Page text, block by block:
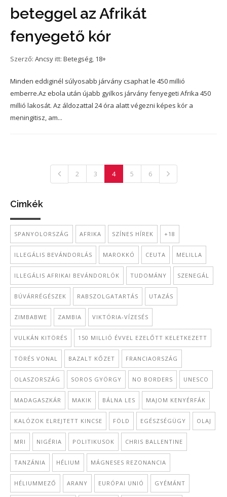
beteggel az Afrikát
fenyegető kór
Szerző: Ancsy itt: Betegség, 18+
Minden eddiginél súlyosabb járvány csaphat le 450 millió
emberre.Az ebola után újabb gyilkos járvány fenyegeti Afrika 450
millió lakosát. Az áldozattal 24 óra alatt végezni képes kór a
meningitisz, am...
2 3 4 5 6
Cimkék
SPANYOLORSZÁG AFRIKA SZÍNES HÍREK +18
ILLEGÁLIS BEVÁNDORLÁS MAROKKÓ CEUTA MELILLA
ILLEGÁLIS AFRIKAI BEVÁNDORLÓK TUDOMÁNY SZENEGÁL
BÚVÁRRÉGÉSZEK RABSZOLGATARTÁS UTAZÁS
ZIMBABWE ZAMBIA VIKTÓRIA-VÍZESÉS
VULKÁN KITÖRÉS 150 MILLIÓ ÉVVEL EZELŐTT KELETKEZETT
TÖRÉS VONAL BAZALT KŐZET FRANCIAORSZÁG
OLASZORSZÁG SOROS GYÖRGY NO BORDERS UNESCO
MADAGASZKÁR MAKIK BÁLNA LES MAJOM KENYÉRFÁK
KALÓZOK ELREJTETT KINCSE FÖLD EGÉSZSÉGÜGY OLAJ
MRI NIGÉRIA POLITIKUSOK CHRIS BALLENTINE
TANZÁNIA HÉLIUM MÁGNESES REZONANCIA
HÉLIUMMEZŐ ARANY EURÓPAI UNIÓ GYÉMÁNT